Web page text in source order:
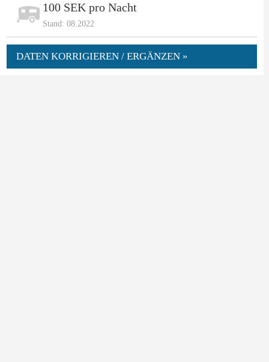
100 SEK pro Nacht
Stand: 08.2022
DATEN KORRIGIEREN / ERGÄNZEN »